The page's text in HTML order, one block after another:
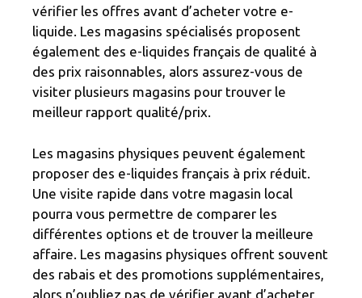
vérifier les offres avant d’acheter votre e-
liquide. Les magasins spécialisés proposent
également des e-liquides français de qualité à
des prix raisonnables, alors assurez-vous de
visiter plusieurs magasins pour trouver le
meilleur rapport qualité/prix.
Les magasins physiques peuvent également
proposer des e-liquides français à prix réduit.
Une visite rapide dans votre magasin local
pourra vous permettre de comparer les
différentes options et de trouver la meilleure
affaire. Les magasins physiques offrent souvent
des rabais et des promotions supplémentaires,
alors n’oubliez pas de vérifier avant d’acheter